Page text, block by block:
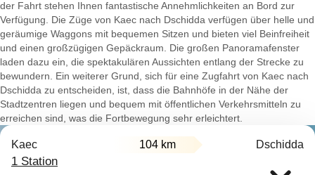
der Fahrt stehen Ihnen fantastische Annehmlichkeiten an Bord zur
Verfügung. Die Züge von Kaec nach Dschidda verfügen über helle und
geräumige Waggons mit bequemen Sitzen und bieten viel Beinfreiheit
und einen großzügigen Gepäckraum. Die großen Panoramafenster
laden dazu ein, die spektakulären Aussichten entlang der Strecke zu
bewundern. Ein weiterer Grund, sich für eine Zugfahrt von Kaec nach
Dschidda zu entscheiden, ist, dass die Bahnhöfe in der Nähe der
Stadtzentren liegen und bequem mit öffentlichen Verkehrsmitteln zu
erreichen sind, was die Fortbewegung sehr erleichtert.
Kaec 104 km Dschidda
1 Station